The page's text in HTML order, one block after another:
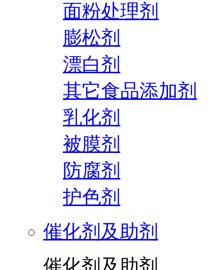
面粉处理剂
膨松剂
漂白剂
其它食品添加剂
乳化剂
被膜剂
防腐剂
护色剂
催化剂及助剂